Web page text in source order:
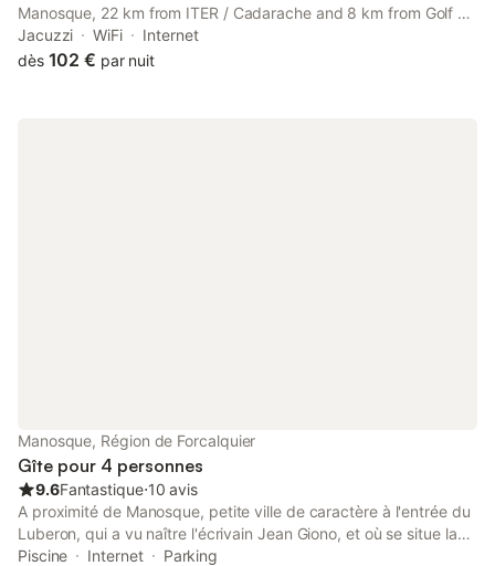
Manosque, 22 km from ITER / Cadarache and 8 km from Golf du
Luberon. Providing free WiFi throughout the property, the
soundproof guest house features a hot tub.
Jacuzzi WiFi
Internet
dès 102 € par nuit
Manosque, Région de Forcalquier
Gîte pour 4 personnes
9.6Fantastique⋅10 avis
A proximité de Manosque, petite ville de caractère à l'entrée du
Luberon, qui a vu naître l'écrivain Jean Giono, et où se situe la
fondation CARZOU, le domaine BOUTEILLE est un domaine
Piscine Internet
Parking